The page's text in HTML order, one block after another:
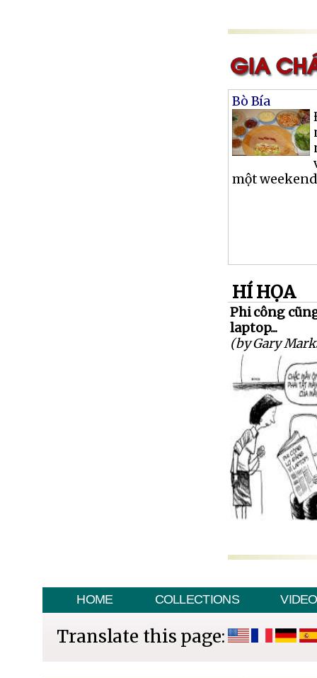
Bò Bía
một
HÍ HỌA
Phi công
laptop...
(by Gary
HOME COLLECTIONS VIDEO
Translate this page: